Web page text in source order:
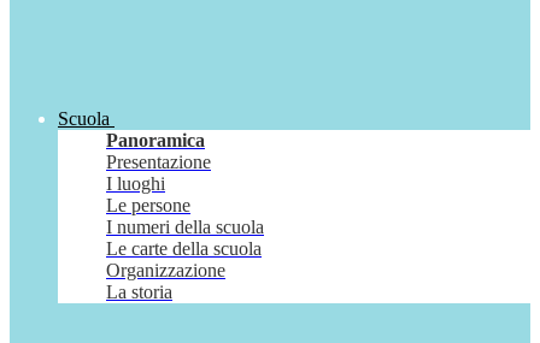
Scuola
Panoramica
Presentazione
I luoghi
Le persone
I numeri della scuola
Le carte della scuola
Organizzazione
La storia